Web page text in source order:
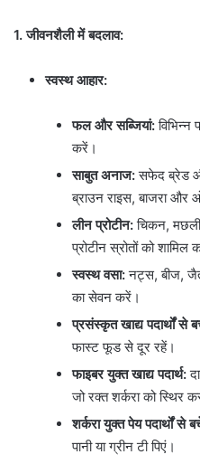
1. जीवनशैली में बदलाव:
स्वस्थ आहार:
फल और सब्जियां:
करें।
साबुत अनाज:सफेद ब्रेड
ब्राउन राइस, बाजरा
लीन प्रोटीन:चिकन,
प्रोटीन स्रोतों को शामिल
स्वस्थ वसा:नट्स, बीज,
का सेवन करें।
प्रसंस्कृत खाद्य पदार्थों से
फास्ट फूड से दूर रहें।
फाइबर युक्त खाद्य पदार्थ:
जो रक्त शर्करा को स्थिर
शर्करा युक्त पेय पदार्थों से
पानी या ग्रीन टी पिएं।